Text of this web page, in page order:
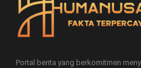
Portal berita yang berkomitmen